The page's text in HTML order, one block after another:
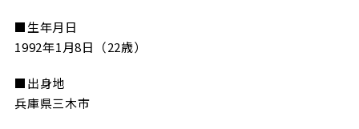
■生年月日
1992年1月8日（22歳）
■出身地
兵庫県三木市